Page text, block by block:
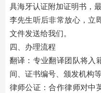
具海牙认证附加证明书，
李先生听后非常放心，立
文件发送给我们。
四、办理流程
翻译：专业翻译团队将入
间、证书编号、颁发机构
律师公证：合作律师对中